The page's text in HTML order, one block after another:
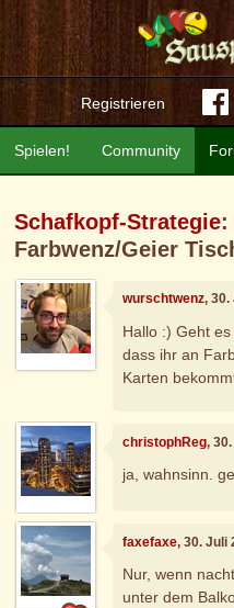
Registrieren
Community
Spielen!
Schafkopf-Strategie:
Farbwenz/Geier
wurschtwenz, 30.
Hallo :) Geht
dass ihr an
Karten
christophReg,
ja, wahnsinn.
faxefaxe, 30. Juli
Nur, wenn
unter dem